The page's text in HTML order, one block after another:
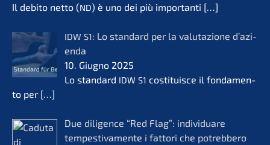
Il debito netto (ND) è uno dei più importan­ti […]
IDW S1: Lo standard per la valuta­zio­ne d’azi­
en­da
10. Giugno 2025
Lo standard IDW S1 costi­tuis­ce il fonda­men­
to per […]
Due diligence “Red Flag”: indivi­du­a­re
tempes­ti­vamen­te i fatto­ri che potreb­be­ro